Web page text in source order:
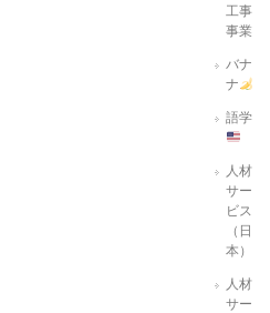
工事
事業
バナ
ナ
語学
人材
サー
ビス
（日
本）
人材
サー